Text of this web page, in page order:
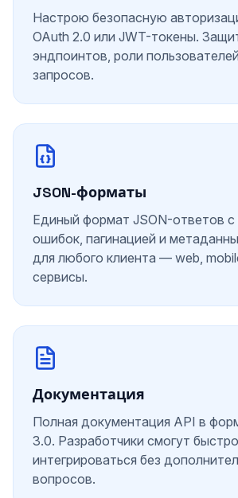
Настрою безопасную
OAuth 2.0 или JWT-токены.
эндпоинтов, роли
запросов.
JSON-форматы
Единый формат JSON-ответов
ошибок, пагинацией и
для любого клиента — web,
сервисы.
Документация
Полная документация API в
3.0. Разработчики смогут быстро
интегрироваться без
вопросов.